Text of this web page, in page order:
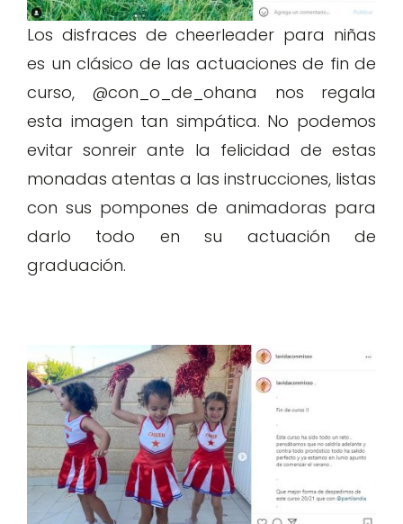
Los disfraces de cheerleader para niñas
es un clásico de las actuaciones de fin de
curso, @con_o_de_ohana nos regala
esta imagen tan simpática. No podemos
evitar sonreir ante la felicidad de estas
monadas atentas a las instrucciones, listas
con sus pompones de animadoras para
darlo todo en su actuación de
graduación.